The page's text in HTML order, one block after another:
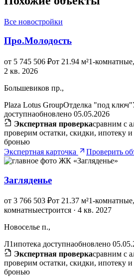
Все новостройки
Про.Молодость
от 5 745 506 ₽от 21.94 м²1-
2 кв. 2026
Большевиков пр.,
Plaza Lotus GroupОтделка "под ключ"
доступнаобновлено 05.05.2026
Экспертная проверкасравним с
проверим остатки, скидки, ипотеку
бронью
Экспертная карточка
Проверить
Загляденье
от 3 766 503 ₽от 21.37 м²1-
комнатныестроится · 4 кв. 2027
Новоселье п.,
Л1ипотека доступнаобновлено
Экспертная проверкасравним с
проверим остатки, скидки, ипотеку
бронью